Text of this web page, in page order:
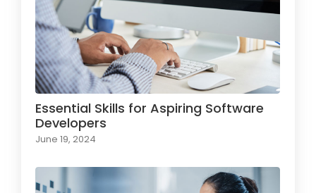
Essential Skills for Aspiring Software
Developers
June 19, 2024